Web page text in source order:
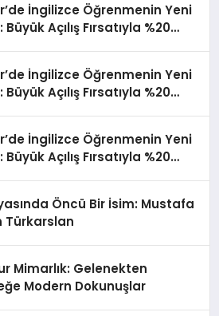
İngilizce Öğrenmenin Yeni
Açılış Fırsatıyla %20
İngilizce Öğrenmenin Yeni
Açılış Fırsatıyla %20
İngilizce Öğrenmenin Yeni
Açılış Fırsatıyla %20
Öncü Bir İsim: Mustafa
Türkarslan
Mimarlık: Gelenekten
Modern Dokunuşlar